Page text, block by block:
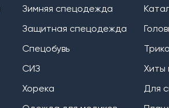
Зимняя спецодежда
Защитная спецодежда
Спецобувь
СИЗ
Хорека
Хиты
Для